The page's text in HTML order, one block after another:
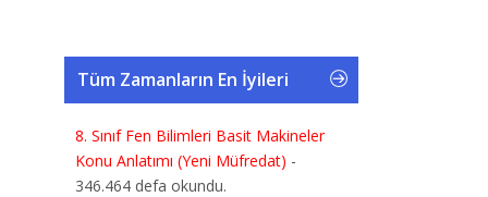
Tüm Zamanların En İyileri
8. Sınıf Fen Bilimleri Basit Makineler
Konu Anlatımı (Yeni Müfredat) -
346.464 defa okundu.